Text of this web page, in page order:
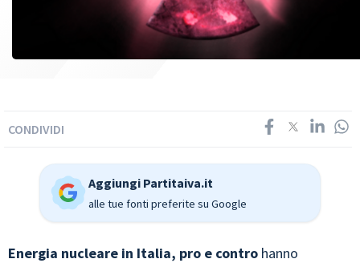
CONDIVIDI
Aggiungi Partitaiva.it
alle tue fonti preferite su Google
Energia nucleare in Italia, pro e contro hanno